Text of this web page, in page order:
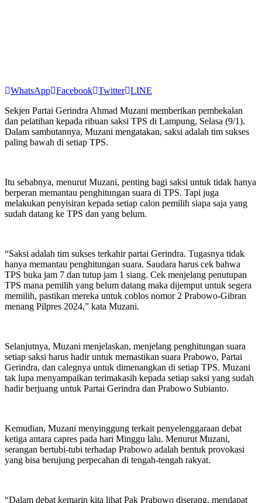
WhatsApp Facebook Twitter LINE
Sekjen Partai Gerindra Ahmad Muzani memberikan pembekalan
dan pelatihan kepada ribuan saksi TPS di Lampung, Selasa (9/1).
Dalam sambutannya, Muzani mengatakan, saksi adalah tim sukses
paling bawah di setiap TPS.
Itu sebabnya, menurut Muzani, penting bagi saksi untuk tidak hanya
berperan memantau penghitungan suara di TPS. Tapi juga
melakukan penyisiran kepada setiap calon pemilih siapa saja yang
sudah datang ke TPS dan yang belum.
“Saksi adalah tim sukses terkahir partai Gerindra. Tugasnya tidak
hanya memantau penghitungan suara. Saudara harus cek bahwa
TPS buka jam 7 dan tutup jam 1 siang. Cek menjelang penutupan
TPS mana pemilih yang belum datang maka dijemput untuk segera
memilih, pastikan mereka untuk coblos nomor 2 Prabowo-Gibran
menang Pilpres 2024,” kata Muzani.
Selanjutnya, Muzani menjelaskan, menjelang penghitungan suara
setiap saksi harus hadir untuk memastikan suara Prabowo, Partai
Gerindra, dan calegnya untuk dimenangkan di setiap TPS. Muzani
tak lupa menyampaikan terimakasih kepada setiap saksi yang sudah
hadir berjuang untuk Partai Gerindra dan Prabowo Subianto.
Kemudian, Muzani menyinggung terkait penyelenggaraan debat
ketiga antara capres pada hari Minggu lalu. Menurut Muzani,
serangan bertubi-tubi terhadap Prabowo adalah bentuk provokasi
yang bisa berujung perpecahan di tengah-tengah rakyat.
“Dalam debat kemarin kita lihat Pak Prabowo diserang, mendapat